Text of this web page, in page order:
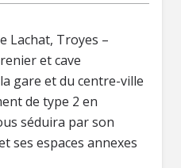
Lachat, Troyes –
et cave
gare et du centre-ville
de type 2 en
séduira par son
ses espaces annexes